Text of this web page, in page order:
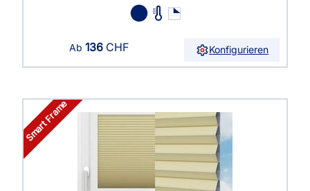
Ab 136 CHF Konfigurieren
Smart Frame